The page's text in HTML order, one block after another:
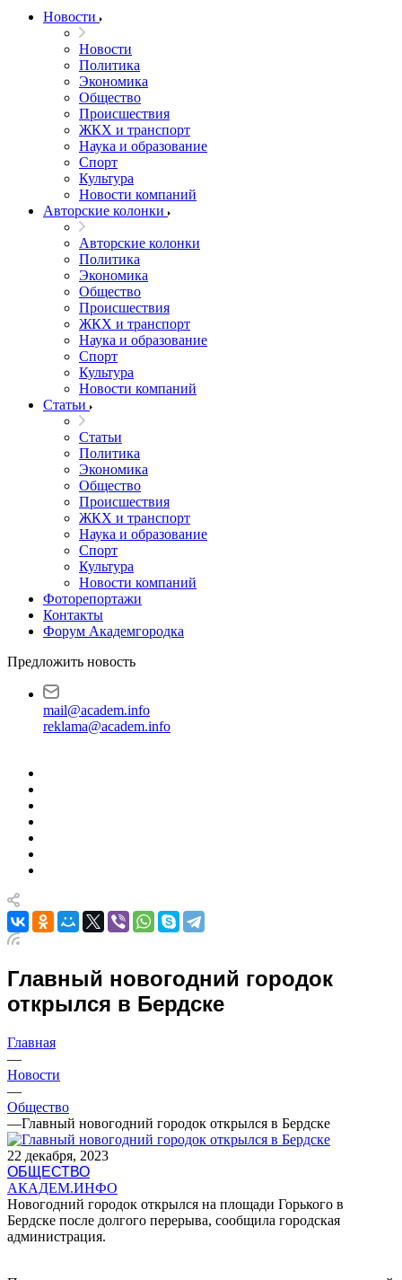
Новости
Новости
Политика
Экономика
Общество
Происшествия
ЖКХ и транспорт
Наука и образование
Спорт
Культура
Новости компаний
Авторские колонки
Авторские колонки
Политика
Экономика
Общество
Происшествия
ЖКХ и транспорт
Наука и образование
Спорт
Культура
Новости компаний
Статьи
Статьи
Политика
Экономика
Общество
Происшествия
ЖКХ и транспорт
Наука и образование
Спорт
Культура
Новости компаний
Фоторепортажи
Контакты
Форум Академгородка
Предложить новость
mail@academ.info
reklama@academ.info
Главный новогодний городок
открылся в Бердске
Главная
—
Новости
—
Общество
—Главный новогодний городок открылся в Бердске
22 декабря, 2023
ОБЩЕСТВО
АКАДЕМ.ИНФО
Новогодний городок открылся на площади Горького в
Бердске после долгого перерыва, сообщила городская
администрация.